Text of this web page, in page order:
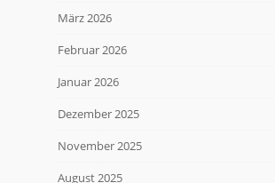
März 2026
Februar 2026
Januar 2026
Dezember 2025
November 2025
August 2025